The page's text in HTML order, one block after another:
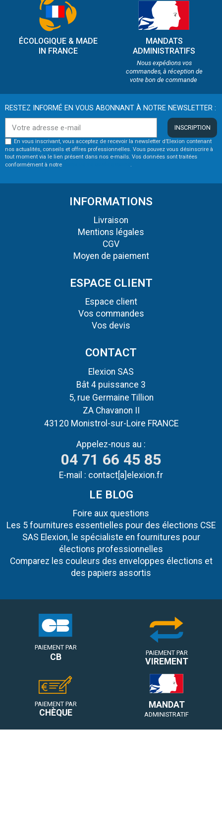
ÉCOLOGIQUE & MADE
IN FRANCE
MANDATS
ADMINISTRATIFS
Nous expédions vos
commandes, à réception de
votre bon de commande
RESTEZ INFORMÉ EN VOUS ABONNANT À NOTRE NEWSLETTER :
INSCRIPTION
En vous inscrivant, vous acceptez de recevoir la newsletter d’Elexion contenant
nos actualités, conseils et offres professionnelles. Vous pouvez vous désinscrire à
tout moment via le lien présent dans nos e-mails. Vos données sont traitées
conformément à notre
.
INFORMATIONS
Livraison
Mentions légales
CGV
Moyen de paiement
ESPACE CLIENT
Espace client
Vos commandes
Vos devis
CONTACT
Elexion SAS
Bât 4 puissance 3
5, rue Germaine Tillion
ZA Chavanon II
43120 Monistrol-sur-Loire FRANCE
Appelez-nous au :
04 71 66 45 85
E-mail : contact[a]elexion.fr
LE BLOG
Foire aux questions
Les 5 fournitures essentielles pour des élections CSE
SAS Elexion, le spécialiste en fournitures pour
élections professionnelles
Comparez les couleurs des enveloppes élections et
des papiers assortis
PAIEMENT PAR
CB PAIEMENT PAR
VIREMENT
PAIEMENT PAR
CHÈQUE
MANDAT
ADMINISTRATIF